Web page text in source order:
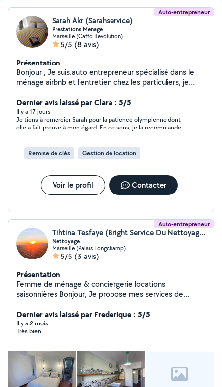
Auto-entrepreneur
Sarah Akr (Sarahservice)
Prestations Menage
Marseille (Caffo Revolution)
5/5 (8 avis)
Présentation
Bonjour , Je suis.auto entrepreneur spécialisé dans le
ménage airbnb et l'entretien chez les particuliers, je
Ponctuel, discret et minutieux, je m'adapte à vos
besoins et à vos horaires afin de garantir un logement
propre, accueillant et impeccable.
Dernier avis laissé par Clara : 5/5
Il y a 17 jours
Je tiens à remercier Sarah pour la patience olympienne dont
elle a fait preuve à mon égard. En ce sens, je la recommande à
Remise de clés Gestion de location
Voir le profil Contacter
Auto-entrepreneur
Tihtina Tesfaye (Bright Service Du Nettoyage)
Nettoyage
Marseille (Palais Longchamp)
5/5 (3 avis)
Présentation
Femme de ménage & conciergerie locations
saisonnières Bonjour, Je propose mes services de
saisonnières (Airbnb, Booking). Ménage complet
Nettoyage entre deux locations Changement du linge
Gestion des entrées/sorties voyageurs Travail sérieux et
pas à me contacter pour plus d'informations.
Dernier avis laissé par Frederique : 5/5
Il y a 2 mois
Très bien